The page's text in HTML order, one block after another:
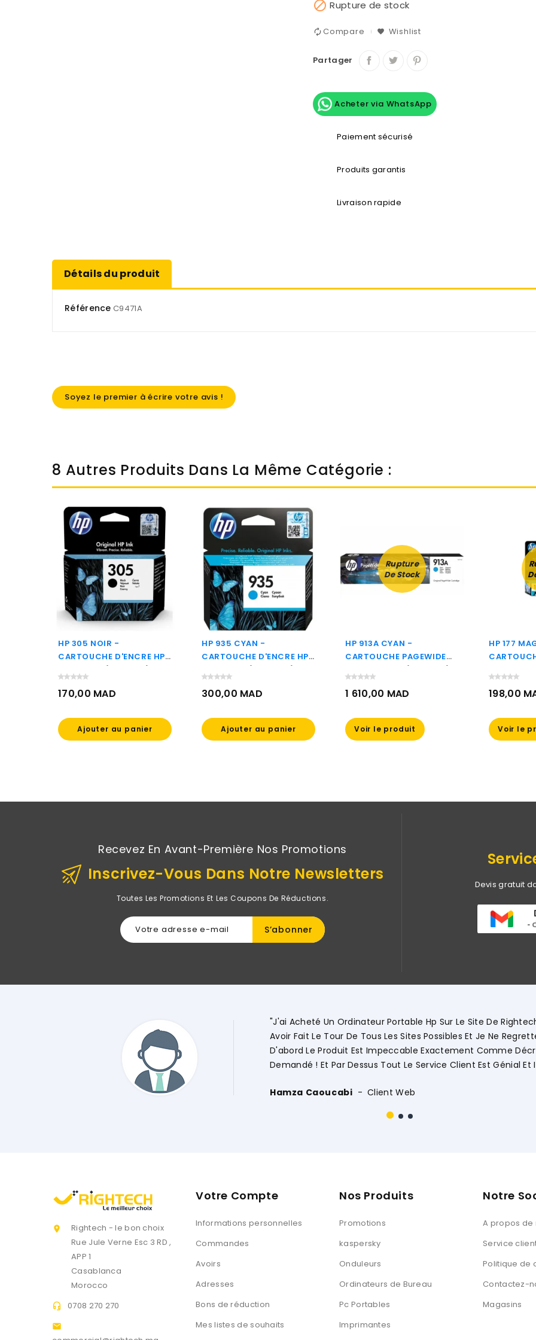
 Rupture de stock
Compare Wishlist
Partager
Acheter via WhatsApp
Paiement sécurisé
Produits garantis
Livraison rapide
Détails du produit
Référence C9471A
Soyez le premier à écrire votre avis !
8 Autres Produits Dans La Même Catégorie :
HP 305 NOIR -
CARTOUCHE D'ENCRE HP
D'ORIGINE (3YM61AE)
170,00 MAD
Ajouter au panier
HP 935 CYAN -
CARTOUCHE D'ENCRE HP
D'ORIGINE (C2P20AE)
300,00 MAD
Ajouter au panier
Rupture
De Stock
HP 913A CYAN -
CARTOUCHE PAGEWIDE
HP D'ORIGINE (F6T77AE)
1 610,00 MAD
Voir le produit
HP 177
198,00
Voir le
Recevez En Avant-Première Nos Promotions
Inscrivez-Vous Dans Notre Newsletters
Toutes Les Promotions Et Les Coupons De Réductions.
Devis gratuit
Portable Hp Sur Le Site De Rightech Il Y A Quelques Jours Après
Les Sites Possibles Et Je Ne Regrette Pas Du Tout Mon Choix ! Tout
Impeccable Exactement Comme Décrit Sur Le Site Et Comme
Tout Le Service Client Est Génial Et Impeccable !! .... Merci Encore."

Rightech - le bon choix
Rue Jule Verne Esc 3 RD ,
APP 1
Casablanca
Morocco
 0708 270 270

Votre Compte
Informations personnelles
Commandes
Avoirs
Adresses
Bons de réduction
Mes listes de souhaits
Nos Produits
Promotions
kaspersky
Onduleurs
Ordinateurs de Bureau
Pc Portables
Imprimantes
Notre
A propos de
Service
Politique de
Contactez-
Magasins